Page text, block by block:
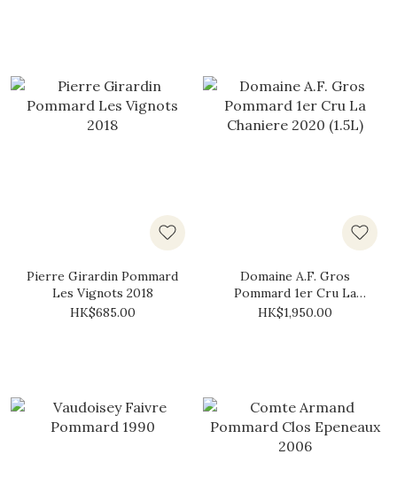
Pierre Girardin Pommard
Les Vignots 2018
HK$685.00
Domaine A.F. Gros
Pommard 1er Cru La
Chaniere 2020 (1.5L)
HK$1,950.00